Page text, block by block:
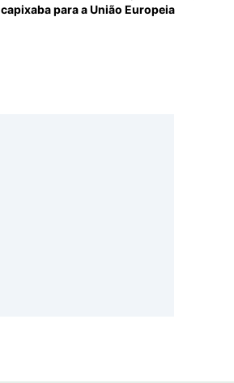
capixaba para a União Europeia